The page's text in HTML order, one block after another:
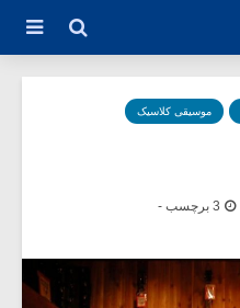
موسیقی کلاسیک
3 برچسب -